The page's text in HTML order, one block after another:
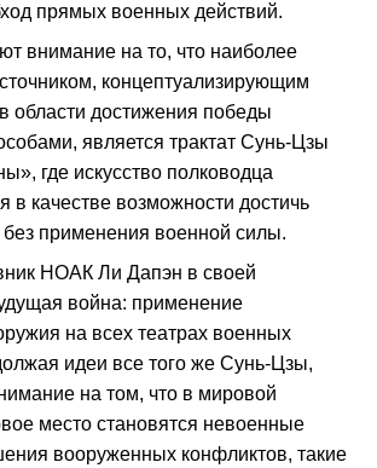
прямых военных действий.
внимание на то, что наиболее
концептуализирующим
области достижения победы
является трактат Сунь-Цзы
где искусство полководца
в качестве возможности достичь
применения военной силы.
НОАК Ли Дапэн в своей
война: применение
на всех театрах военных
идеи все того же Сунь-Цзы,
на том, что в мировой
место становятся невоенные
вооруженных конфликтов, такие